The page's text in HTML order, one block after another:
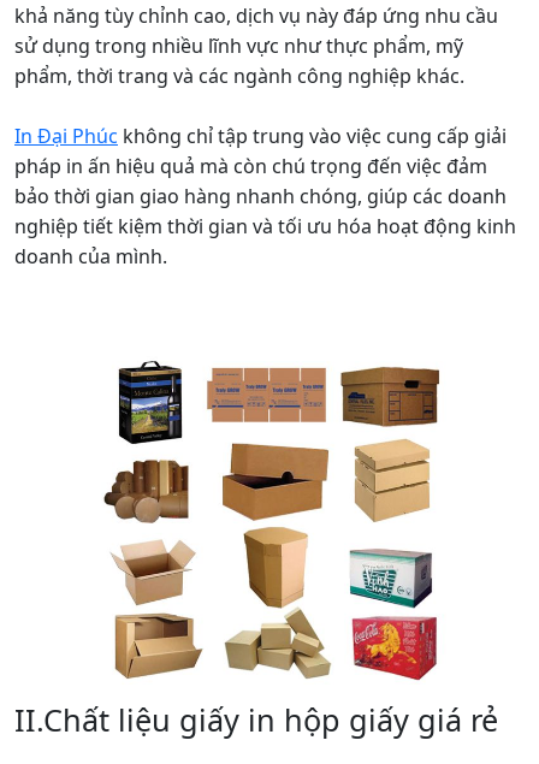
khả năng tùy chỉnh cao, dịch vụ này đáp ứng nhu cầu
sử dụng trong nhiều lĩnh vực như thực phẩm, mỹ
phẩm, thời trang và các ngành công nghiệp khác.
In Đại Phúc không chỉ tập trung vào việc cung cấp giải
pháp in ấn hiệu quả mà còn chú trọng đến việc đảm
bảo thời gian giao hàng nhanh chóng, giúp các doanh
nghiệp tiết kiệm thời gian và tối ưu hóa hoạt động kinh
doanh của mình.
II.Chất liệu giấy in hộp giấy giá rẻ